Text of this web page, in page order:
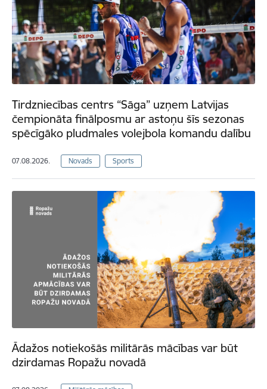
Tirdzniecības centrs “Sāga” uzņem Latvijas
čempionāta finālposmu ar astoņu šīs sezonas
spēcīgāko pludmales volejbola komandu dalību
07.08.2026. Novads Sports
Ādažos notiekošās militārās mācības var būt
dzirdamas Ropažu novadā